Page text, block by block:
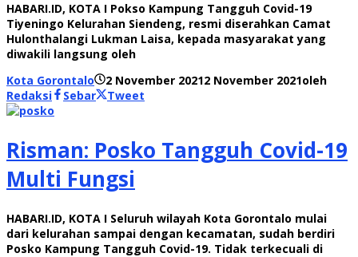
HABARI.ID, KOTA I Pokso Kampung Tangguh Covid-19
Tiyeningo Kelurahan Siendeng, resmi diserahkan Camat
Hulonthalangi Lukman Laisa, kepada masyarakat yang
diwakili langsung oleh
Kota Gorontalo
2 November 20212 November 2021oleh
Redaksi
Sebar Tweet
Risman: Posko Tangguh Covid-19
Multi Fungsi
HABARI.ID, KOTA I Seluruh wilayah Kota Gorontalo mulai
dari kelurahan sampai dengan kecamatan, sudah berdiri
Posko Kampung Tangguh Covid-19. Tidak terkecuali di